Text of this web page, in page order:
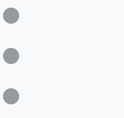
PoE 802.3af/at
11.5 Ватт
Загрузка...
Загрузка...
Загрузка...